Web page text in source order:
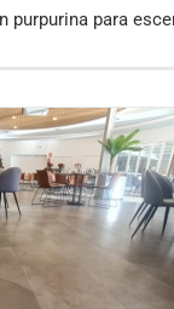
purpurina para